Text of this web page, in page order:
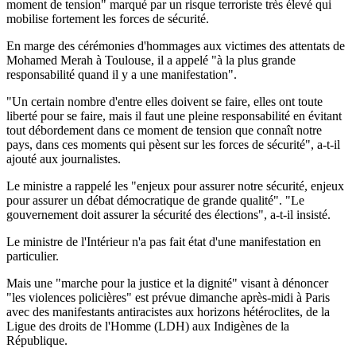
moment de tension" marqué par un risque terroriste très élevé qui
mobilise fortement les forces de sécurité.
En marge des cérémonies d'hommages aux victimes des attentats de
Mohamed Merah à Toulouse, il a appelé "à la plus grande
responsabilité quand il y a une manifestation".
"Un certain nombre d'entre elles doivent se faire, elles ont toute
liberté pour se faire, mais il faut une pleine responsabilité en évitant
tout débordement dans ce moment de tension que connaît notre
pays, dans ces moments qui pèsent sur les forces de sécurité", a-t-il
ajouté aux journalistes.
Le ministre a rappelé les "enjeux pour assurer notre sécurité, enjeux
pour assurer un débat démocratique de grande qualité". "Le
gouvernement doit assurer la sécurité des élections", a-t-il insisté.
Le ministre de l'Intérieur n'a pas fait état d'une manifestation en
particulier.
Mais une "marche pour la justice et la dignité" visant à dénoncer
"les violences policières" est prévue dimanche après-midi à Paris
avec des manifestants antiracistes aux horizons hétéroclites, de la
Ligue des droits de l'Homme (LDH) aux Indigènes de la
République.